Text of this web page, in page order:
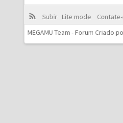
Subir Lite mode
MEGAMU Team - Forum Criado